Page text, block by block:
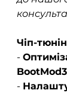
Чіп-
-
-